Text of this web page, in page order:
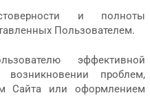
и полноты
Пользователем.
эффективной
проблем,
Сайта или оформлением